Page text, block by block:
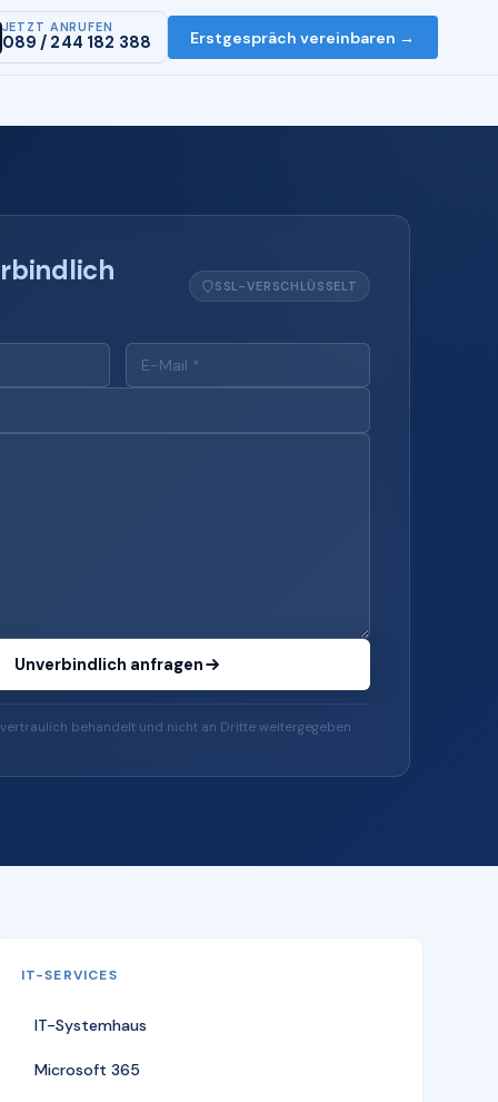
JETZT ANRUFEN
089 / 244 182 388 Erstgespräch vereinbaren →
SSL-VERSCHLÜSSELT
Unverbindlich anfragen
behandelt und nicht an Dritte weitergegeben.
IT-SERVICES
IT-Systemhaus
Microsoft 365